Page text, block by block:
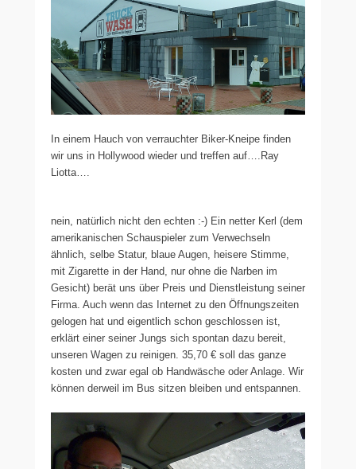
In einem Hauch von verrauchter Biker-Kneipe finden
wir uns in Hollywood wieder und treffen auf….Ray
Liotta….
nein, natürlich nicht den echten :-) Ein netter Kerl (dem
amerikanischen Schauspieler zum Verwechseln
ähnlich, selbe Statur, blaue Augen, heisere Stimme,
mit Zigarette in der Hand, nur ohne die Narben im
Gesicht) berät uns über Preis und Dienstleistung seiner
Firma. Auch wenn das Internet zu den Öffnungszeiten
gelogen hat und eigentlich schon geschlossen ist,
erklärt einer seiner Jungs sich spontan dazu bereit,
unseren Wagen zu reinigen. 35,70 € soll das ganze
kosten und zwar egal ob Handwäsche oder Anlage. Wir
können derweil im Bus sitzen bleiben und entspannen.